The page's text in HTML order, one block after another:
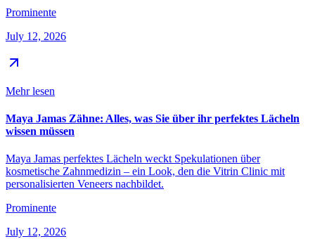
Prominente
July 12, 2026
Mehr lesen
Maya Jamas Zähne: Alles, was Sie über ihr perfektes Lächeln
wissen müssen
Maya Jamas perfektes Lächeln weckt Spekulationen über
kosmetische Zahnmedizin – ein Look, den die Vitrin Clinic mit
personalisierten Veneers nachbildet.
Prominente
July 12, 2026